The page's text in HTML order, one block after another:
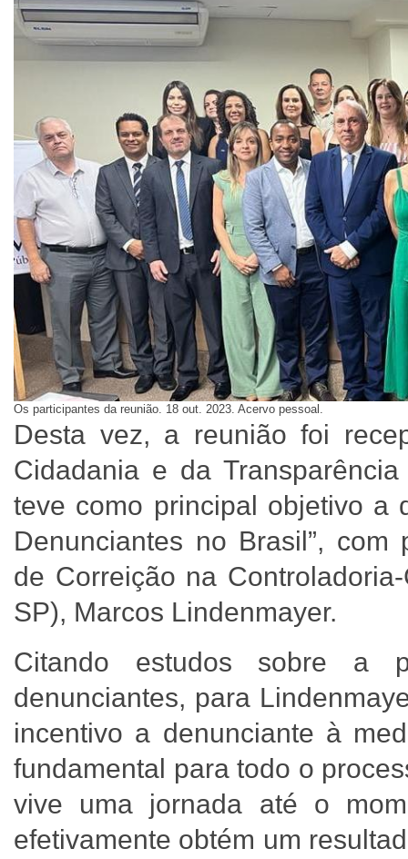
Os participantes da reunião. 18 out. 2023. Acervo pessoal.
Desta vez, a reunião foi
Cidadania e da
teve como principal objetivo a
Denunciantes no Brasil”,
de Correição na
SP), Marcos Lindenmayer.
Citando estudos sobre a
denunciantes, para
incentivo a denunciante à
fundamental para todo o
vive uma jornada até o
efetivamente obtém um